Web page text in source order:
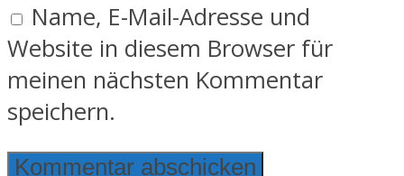
Name, E-Mail-Adresse und
Website in diesem Browser für
meinen nächsten Kommentar
speichern.